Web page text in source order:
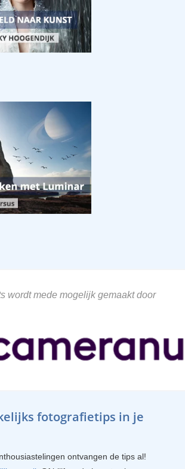
wordt mede mogelijk gemaakt door
fotografietips in je
ontvangen de tips al!